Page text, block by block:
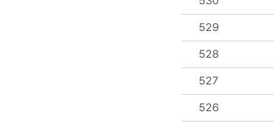
529
528
527
526